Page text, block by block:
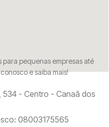
pequenas empresas até
e saiba mais!
534 - Centro - Canaã dos
08003175565